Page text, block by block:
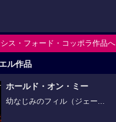
ス・フォード・コッポラ作品へ
ル作品
ホールド・オン・ミー
幼なじみのフィル（ジェー...